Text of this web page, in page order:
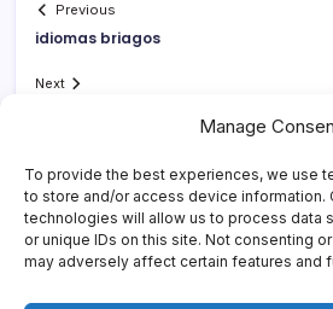
Manage
To provide the best experiences, we use
to store and/or access device information.
technologies will allow us to process data
or unique IDs on this site. Not consenting
may adversely affect certain features and
Previous
idiomas briagos
Next